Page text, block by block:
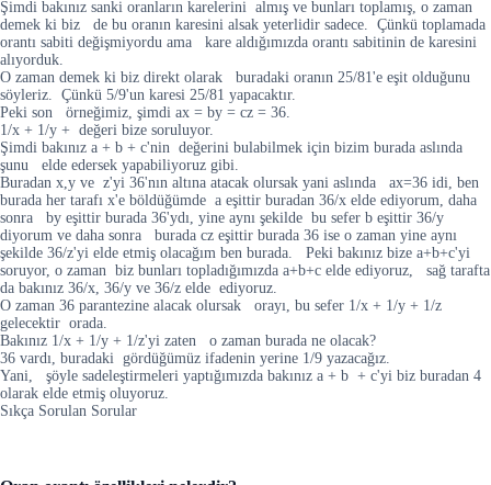
Şimdi bakınız sanki oranların karelerini almış ve bunları toplamış, o zaman
demek ki biz de bu oranın karesini alsak yeterlidir sadece. Çünkü toplamada
orantı sabiti değişmiyordu ama kare aldığımızda orantı sabitinin de karesini
alıyorduk.
O zaman demek ki biz direkt olarak buradaki oranın 25/81'e eşit olduğunu
söyleriz. Çünkü 5/9'un karesi 25/81 yapacaktır.
Peki son örneğimiz, şimdi ax = by = cz = 36.
1/x + 1/y + değeri bize soruluyor.
Şimdi bakınız a + b + c'nin değerini bulabilmek için bizim burada aslında
şunu elde edersek yapabiliyoruz gibi.
Buradan x,y ve z'yi 36'nın altına atacak olursak yani aslında ax=36 idi, ben
burada her tarafı x'e böldüğümde a eşittir buradan 36/x elde ediyorum, daha
sonra by eşittir burada 36'ydı, yine aynı şekilde bu sefer b eşittir 36/y
diyorum ve daha sonra burada cz eşittir burada 36 ise o zaman yine aynı
şekilde 36/z'yi elde etmiş olacağım ben burada. Peki bakınız bize a+b+c'yi
soruyor, o zaman biz bunları topladığımızda a+b+c elde ediyoruz, sağ tarafta
da bakınız 36/x, 36/y ve 36/z elde ediyoruz.
O zaman 36 parantezine alacak olursak orayı, bu sefer 1/x + 1/y + 1/z
gelecektir orada.
Bakınız 1/x + 1/y + 1/z'yi zaten o zaman burada ne olacak?
36 vardı, buradaki gördüğümüz ifadenin yerine 1/9 yazacağız.
Yani, şöyle sadeleştirmeleri yaptığımızda bakınız a + b + c'yi biz buradan 4
olarak elde etmiş oluyoruz.
Sıkça Sorulan Sorular